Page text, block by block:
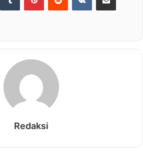
Redaksi